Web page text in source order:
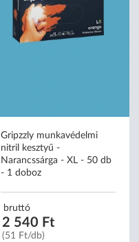
Gripzzly munkavédelmi
nitril kesztyű -
Narancssárga - XL - 50 db
- 1 doboz
bruttó
2 540 Ft
(51 Ft/db)